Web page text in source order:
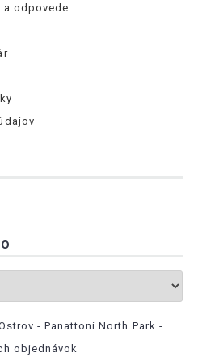
odpovede
- Panattoni North Park -
objednávok